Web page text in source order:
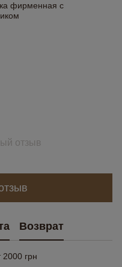
фирменная с
отзыв
Возврат
2000 грн